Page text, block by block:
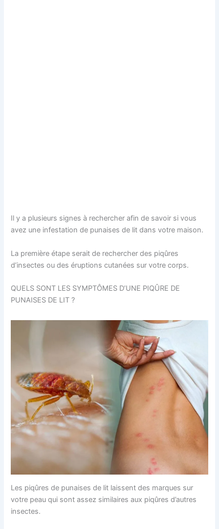
Il y a plusieurs signes à rechercher afin de savoir si vous
avez une infestation de punaises de lit dans votre maison.
La première étape serait de rechercher des piqûres
d’insectes ou des éruptions cutanées sur votre corps.
QUELS SONT LES SYMPTÔMES D’UNE PIQÛRE DE
PUNAISES DE LIT ?
Les piqûres de punaises de lit laissent des marques sur
votre peau qui sont assez similaires aux piqûres d’autres
insectes.